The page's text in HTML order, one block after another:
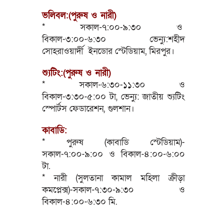
ভলিবল:(পুরুষ ও নারী)
* সকাল-৭:০০-৯:৩০ ও
বিকাল-৩:০০-৬:৩০ ভেন্যু:শহীদ
সোহরাওয়ার্দী ইনডোর স্টেডিয়াম, মিরপুর।
শ্যুটিং:(পুরুষ ও নারী)
* সকাল-৬:৩০-১১:৩০ ও
বিকাল-৩:৩০-৫:০০ টা, ভেন্যু: জাতীয় শ্যুটিং
স্পোর্টস ফেডারেশন, গুলশান।
কাবাডি:
* পুরুষ (কাবাডি স্টেডিয়াম)-
সকাল-৭:০০-৯:০০ ও বিকাল-৪:০০-৬:০০
টা.
* নারী (সুলতানা কামাল মহিলা ক্রীড়া
কমপ্লেক্স)-সকাল-৭:৩০-৯:৩০ ও
বিকাল-৪:০০-৬:৩০ মি.